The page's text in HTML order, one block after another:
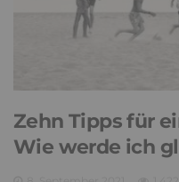
Zehn Tipps für
Wie werde ich